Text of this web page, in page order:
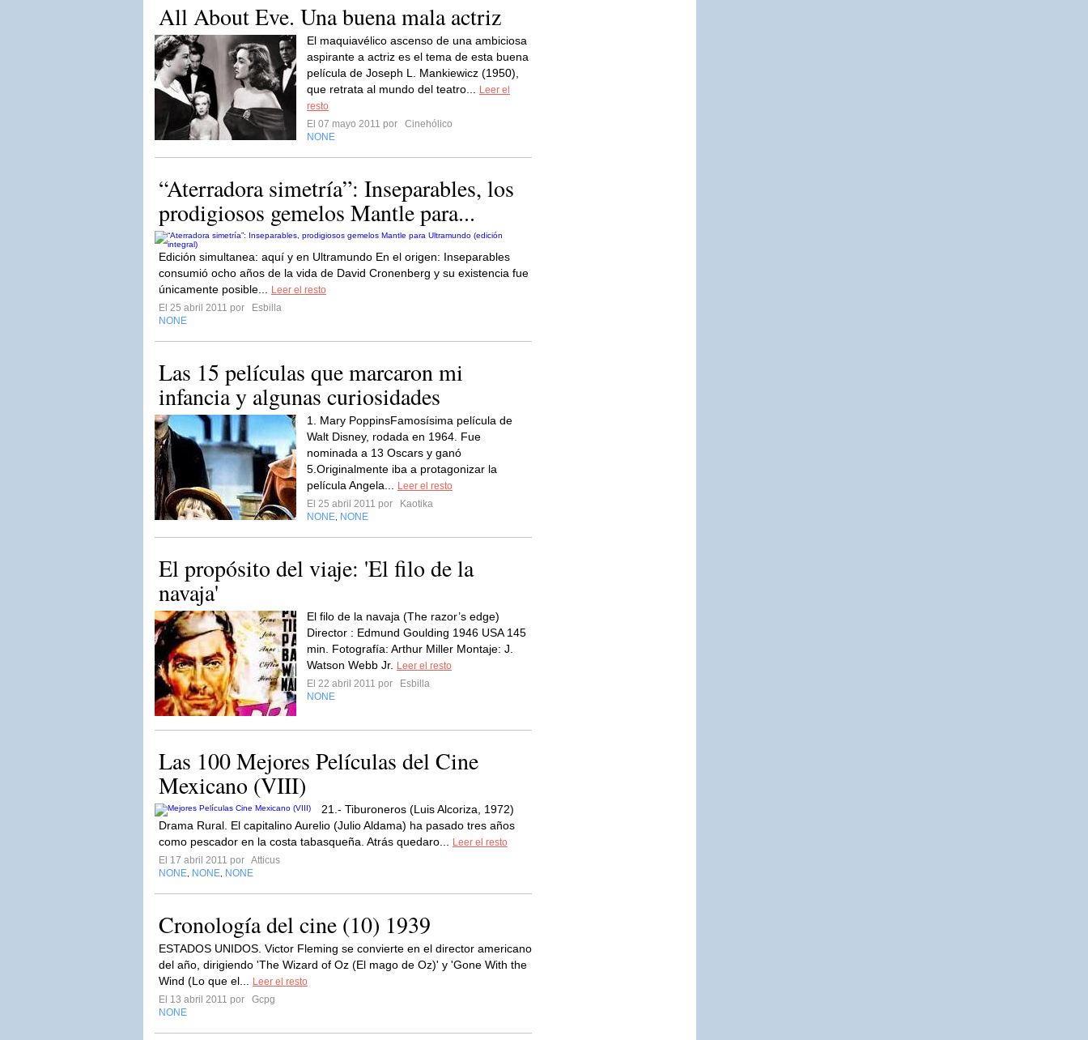
All About Eve. Una buena mala actriz
El maquiavélico ascenso de una ambiciosa
aspirante a actriz es el tema de esta buena
película de Joseph L. Mankiewicz (1950),
que retrata al mundo del teatro...
Leer el
resto
El 07 mayo 2011 por
Cinehólico
NONE
“Aterradora simetría”: Inseparables, los
prodigiosos gemelos Mantle para...
Edición simultanea: aquí y en Ultramundo En el origen: Inseparables
consumió ocho años de la vida de David Cronenberg y su existencia fue
únicamente posible...
Leer el resto
El 25 abril 2011 por
Esbilla
NONE
Las 15 películas que marcaron mi
infancia y algunas curiosidades
1. Mary PoppinsFamosísima película de
Walt Disney, rodada en 1964. Fue
nominada a 13 Oscars y ganó
5.Originalmente iba a protagonizar la
película Angela...
Leer el resto
El 25 abril 2011 por
Kaotika
NONE NONE
El propósito del viaje: 'El filo de la
navaja'
El filo de la navaja (The razor’s edge)
Director : Edmund Goulding 1946 USA 145
min. Fotografía: Arthur Miller Montaje: J.
Watson Webb Jr.
Leer el resto
El 22 abril 2011 por
Esbilla
NONE
Las 100 Mejores Películas del Cine
Mexicano (VIII)
21.- Tiburoneros (Luis Alcoriza, 1972)
Drama Rural. El capitalino Aurelio (Julio Aldama) ha pasado tres años
como pescador en la costa tabasqueña. Atrás quedaro...
Leer el resto
El 17 abril 2011 por Atticus
NONE NONE NONE
Cronología del cine (10) 1939
ESTADOS UNIDOS. Victor Fleming se convierte en el director americano
del año, dirigiendo 'The Wizard of Oz (El mago de Oz)' y 'Gone With the
Wind (Lo que el...
Leer el resto
El 13 abril 2011 por
Gcpg
NONE